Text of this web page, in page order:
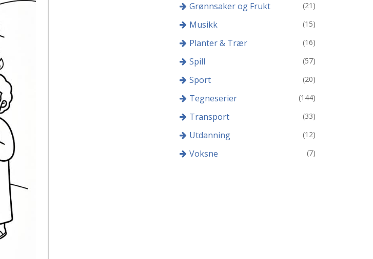
Grønnsaker og Frukt (21)
Musikk (15)
Planter & Trær (16)
Spill (57)
Sport (20)
Tegneserier (144)
Transport (33)
Utdanning (12)
Voksne (7)